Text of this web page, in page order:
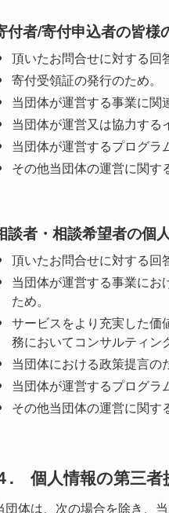
付者/寄付申込者の皆様
頂いたお問合せに対する回
寄付受領証の発行のため。
当団体が運営する事業に関
当団体が運営又は協力する
当団体が運営するプログラ
その他当団体の運営に関す
談者・相談希望者の個
頂いたお問合せに対する回
当団体が運営する事業にお
ため。
サービスをより充実した価
務においてコンサルティン
当団体における政策提言の
当団体が運営するプログラ
その他当団体の運営に関す
. 個人情報の第三者
団体は、次の場合を除き、